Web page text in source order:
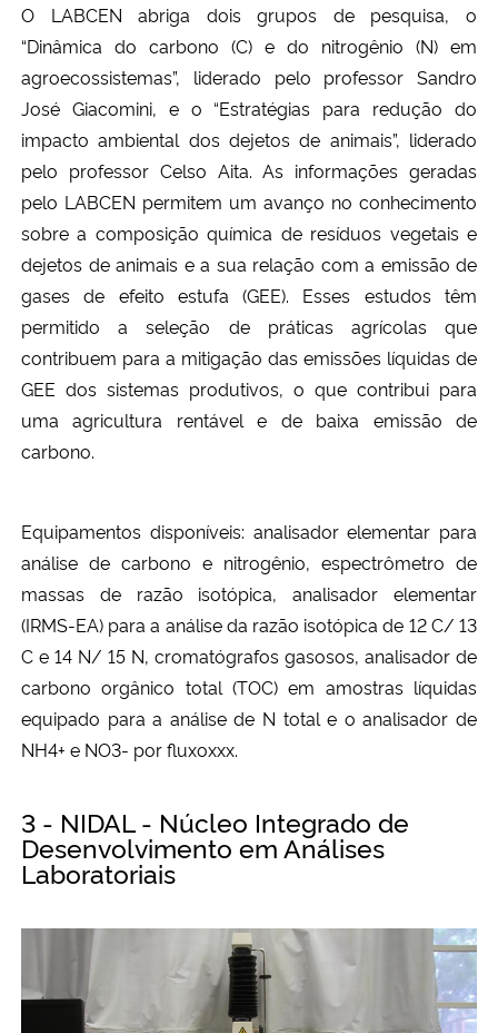
O LABCEN abriga dois grupos de pesquisa, o
“Dinâmica do carbono (C) e do nitrogênio (N) em
agroecossistemas”, liderado pelo professor Sandro
José Giacomini, e o “Estratégias para redução do
impacto ambiental dos dejetos de animais”, liderado
pelo professor Celso Aita. As informações geradas
pelo LABCEN permitem um avanço no conhecimento
sobre a composição química de resíduos vegetais e
dejetos de animais e a sua relação com a emissão de
gases de efeito estufa (GEE). Esses estudos têm
permitido a seleção de práticas agrícolas que
contribuem para a mitigação das emissões líquidas de
GEE dos sistemas produtivos, o que contribui para
uma agricultura rentável e de baixa emissão de
carbono.
Equipamentos disponíveis: analisador elementar para
análise de carbono e nitrogênio, espectrômetro de
massas de razão isotópica, analisador elementar
(IRMS-EA) para a análise da razão isotópica de 12 C/ 13
C e 14 N/ 15 N, cromatógrafos gasosos, analisador de
carbono orgânico total (TOC) em amostras líquidas
equipado para a análise de N total e o analisador de
NH4+ e NO3- por fluxoxxx.
3 - NIDAL - Núcleo Integrado de
Desenvolvimento em Análises
Laboratoriais